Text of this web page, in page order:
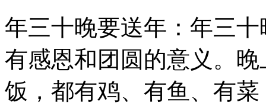
年三十晚要送年：年三
有感恩和团圆的意义。
饭，都有鸡、有鱼、有